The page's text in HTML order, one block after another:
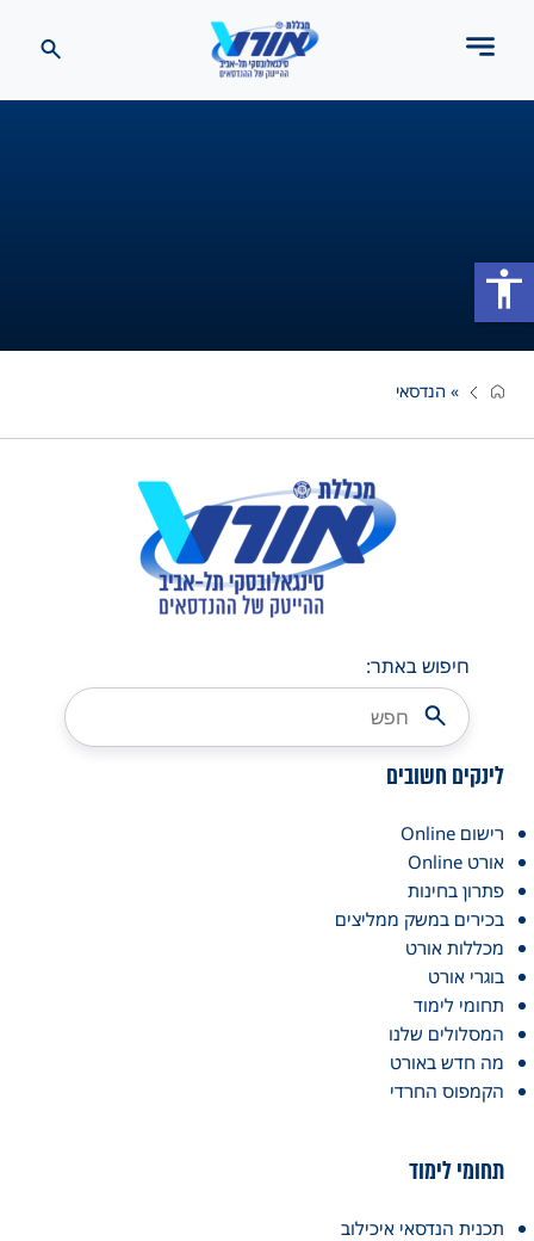
» הנדסאי
חיפוש באתר:
לינקים חשובים
רישום Online
אורט Online
פתרון בחינות
בכירים במשק ממליצים
מכללות אורט
בוגרי אורט
תחומי לימוד
המסלולים שלנו
מה חדש באורט
הקמפוס החרדי
תחומי לימוד
תכנית הנדסאי איכילוב
accessibility